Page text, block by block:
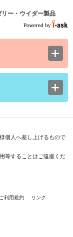
リー・ウイダー製品
個人へ差し上げるもので
等することはご遠慮くだ
ご利用規約 リンク